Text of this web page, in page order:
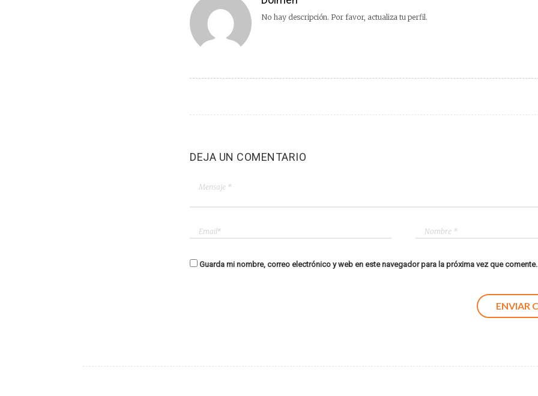
No hay descripción. Por favor, actualiza tu perfil.
DEJA UN COMENTARIO
Guarda mi nombre, correo electrónico y web en este navegador para la próxima vez que comente.